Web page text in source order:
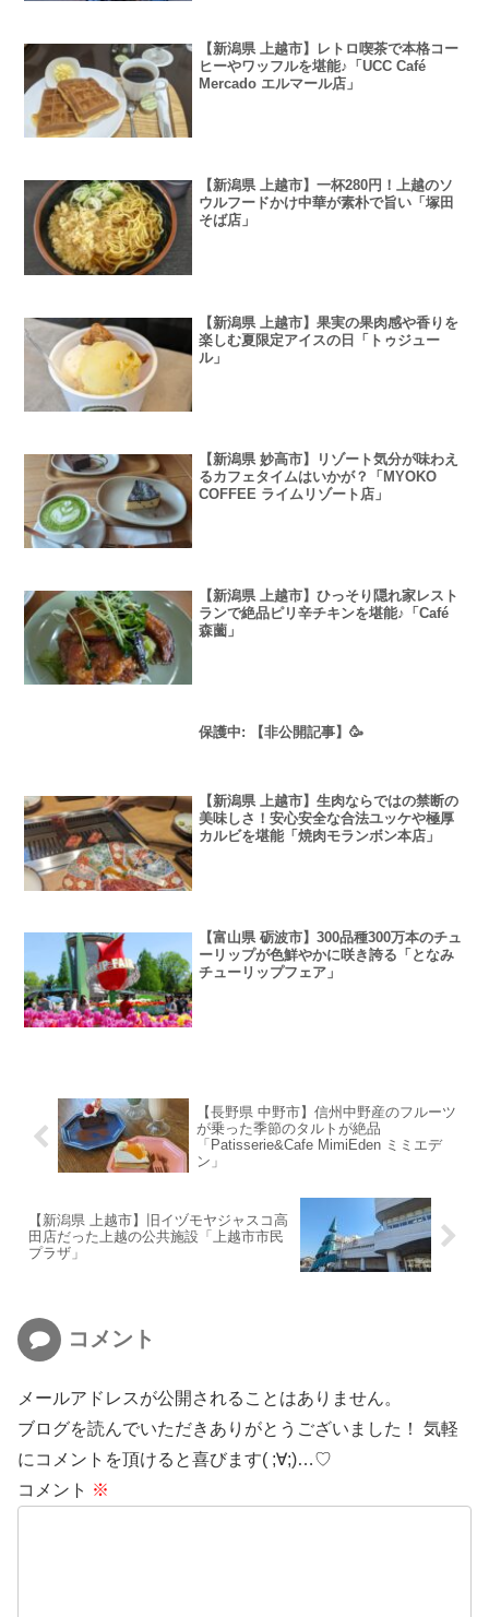
【新潟県 上越市】レトロ喫茶で本格コー
ヒーやワッフルを堪能♪「UCC Café
Mercado エルマール店」
【新潟県 上越市】一杯280円！上越のソ
ウルフードかけ中華が素朴で旨い「塚田
そば店」
【新潟県 上越市】果実の果肉感や香りを
楽しむ夏限定アイスの日「トゥジュー
ル」
【新潟県 妙高市】リゾート気分が味わえ
るカフェタイムはいかが？「MYOKO
COFFEE ライムリゾート店」
【新潟県 上越市】ひっそり隠れ家レスト
ランで絶品ピリ辛チキンを堪能♪「Café
森薗」
保護中: 【非公開記事】🥳
【新潟県 上越市】生肉ならではの禁断の
美味しさ！安心安全な合法ユッケや極厚
カルビを堪能「焼肉モランボン本店」
【富山県 砺波市】300品種300万本のチュ
ーリップが色鮮やかに咲き誇る「となみ
チューリップフェア」
【長野県 中野市】信州中野産のフルーツ
が乗った季節のタルトが絶品
「Patisserie&Cafe MimiEden ミミエデ
ン」
【新潟県 上越市】旧イヅモヤジャスコ高
田店だった上越の公共施設「上越市市民
プラザ」
コメント
メールアドレスが公開されることはありません。
ブログを読んでいただきありがとうございました！ 気軽
にコメントを頂けると喜びます( ;∀;)…♡
コメント ※